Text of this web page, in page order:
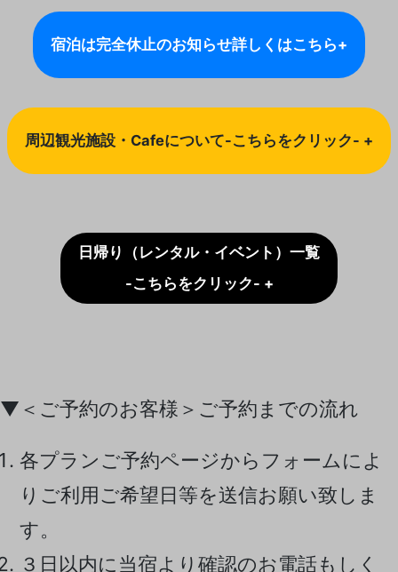
宿泊は完全休止のお知らせ詳しくはこちら+
周辺観光施設・Cafeについて-こちらをクリック- +
日帰り（レンタル・イベント）一覧
-こちらをクリック- +
▼＜ご予約のお客様＞ご予約までの流れ
各プランご予約ページからフォームによ
りご利用ご希望日等を送信お願い致しま
す。
３日以内に当宿より確認のお電話もしく